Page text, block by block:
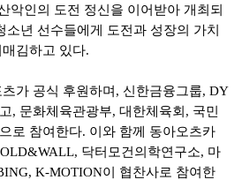
악인의 도전 정신을 이어받아 개최되
소년 선수들에게 도전과 성장의 가치
김하고 있다.
가 공식 후원하며 , 신한금융그룹, DY
, 문화체육관광부, 대한체육회 , 국민
로 참여한다. 이와 함께 동아오츠카
닥터모건의학연구소, 마
K-MOTION이 협찬사로 참여한